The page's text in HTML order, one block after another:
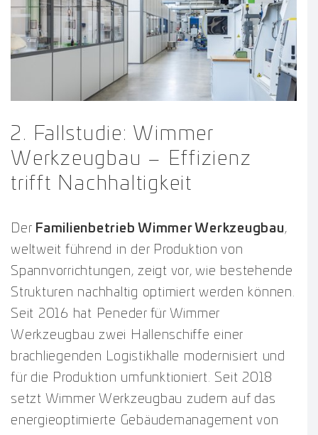
2. Fallstudie: Wimmer
Werkzeugbau – Effizienz
trifft Nachhaltigkeit
Der Familienbetrieb Wimmer Werkzeugbau,
weltweit führend in der Produktion von
Spannvorrichtungen, zeigt vor, wie bestehende
Strukturen nachhaltig optimiert werden können.
Seit 2016 hat Peneder für Wimmer
Werkzeugbau zwei Hallenschiffe einer
brachliegenden Logistikhalle modernisiert und
für die Produktion umfunktioniert. Seit 2018
setzt Wimmer Werkzeugbau zudem auf das
energieoptimierte Gebäudemanagement von